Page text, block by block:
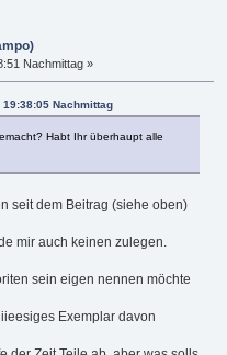
Nachmittag »
Nachmittag
Habt Ihr überhaupt alle
seit dem Beitrag (siehe oben)
mir auch keinen zulegen.
sein eigen nennen möchte
Exemplar davon